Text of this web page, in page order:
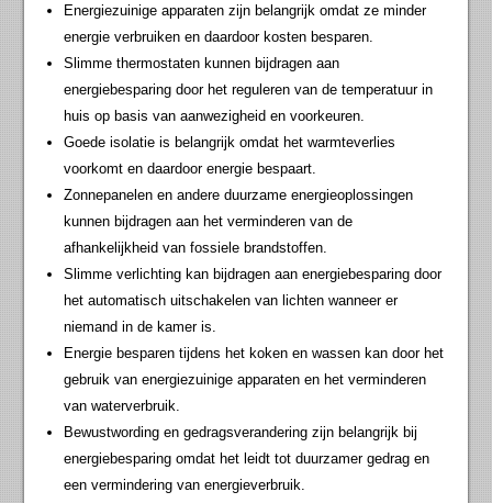
Energiezuinige apparaten zijn belangrijk omdat ze minder
energie verbruiken en daardoor kosten besparen.
Slimme thermostaten kunnen bijdragen aan
energiebesparing door het reguleren van de temperatuur in
huis op basis van aanwezigheid en voorkeuren.
Goede isolatie is belangrijk omdat het warmteverlies
voorkomt en daardoor energie bespaart.
Zonnepanelen en andere duurzame energieoplossingen
kunnen bijdragen aan het verminderen van de
afhankelijkheid van fossiele brandstoffen.
Slimme verlichting kan bijdragen aan energiebesparing door
het automatisch uitschakelen van lichten wanneer er
niemand in de kamer is.
Energie besparen tijdens het koken en wassen kan door het
gebruik van energiezuinige apparaten en het verminderen
van waterverbruik.
Bewustwording en gedragsverandering zijn belangrijk bij
energiebesparing omdat het leidt tot duurzamer gedrag en
een vermindering van energieverbruik.